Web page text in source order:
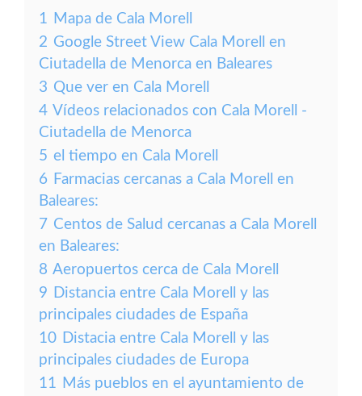
1 Mapa de Cala Morell
2 Google Street View Cala Morell en
Ciutadella de Menorca en Baleares
3 Que ver en Cala Morell
4 Vídeos relacionados con Cala Morell -
Ciutadella de Menorca
5 el tiempo en Cala Morell
6 Farmacias cercanas a Cala Morell en
Baleares:
7 Centos de Salud cercanas a Cala Morell
en Baleares:
8 Aeropuertos cerca de Cala Morell
9 Distancia entre Cala Morell y las
principales ciudades de España
10 Distacia entre Cala Morell y las
principales ciudades de Europa
11 Más pueblos en el ayuntamiento de